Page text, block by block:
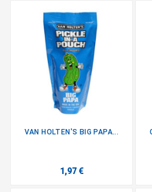
VAN HOLTEN'S BIG PAPA...
1,97 €